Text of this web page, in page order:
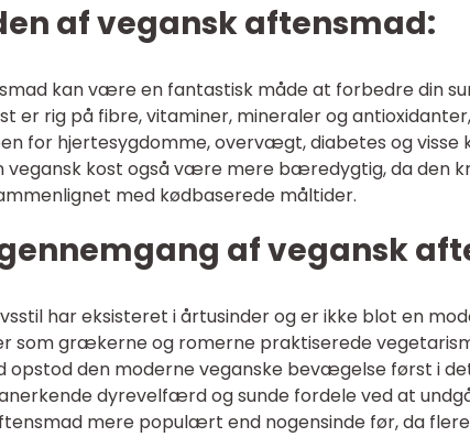
af vegansk aftensmad:
kan være en fantastisk måde at forbedre din
er rig på fibre, vitaminer, mineraler og
for hjertesygdomme, overvægt, diabetes og
vegansk kost også være mere bæredygtig, da den
med kødbaserede måltider.
af vegansk
har eksisteret i årtusinder og er ikke blot en
som grækerne og romerne praktiserede
opstod den moderne veganske bevægelse først i
dyrevelfærd og sunde fordele ved at
mere populært end nogensinde før, da